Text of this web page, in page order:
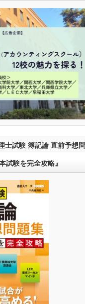
士試験 簿記論 直前予想問
試験を完全攻略』